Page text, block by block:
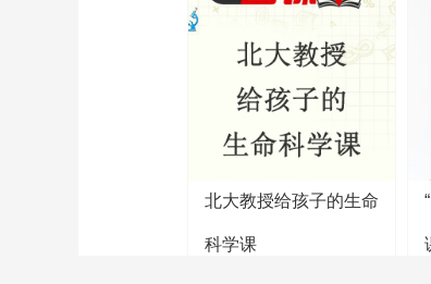
北大教授给孩子的生命
科学课